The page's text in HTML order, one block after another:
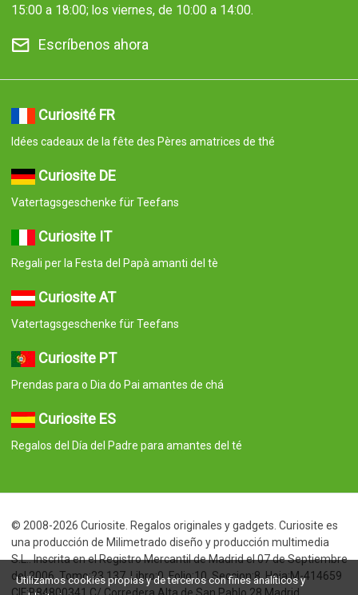
15:00 a 18:00; los viernes, de 10:00 a 14:00.
Escríbenos ahora
Curiosité FR
Idées cadeaux de la fête des Pères amatrices de thé
Curiosite DE
Vatertagsgeschenke für Teefans
Curiosite IT
Regali per la Festa del Papà amanti del tè
Curiosite AT
Vatertagsgeschenke für Teefans
Curiosite PT
Prendas para o Dia do Pai amantes de chá
Curiosite ES
Regalos del Día del Padre para amantes del té
© 2008-2026 Curiosite. Regalos originales y gadgets. Curiosite es
una producción de Milimetrado diseño y producción multimedia
S.L.. Inscrita en el Registro Mercantil de Madrid el 07 de Septiembre
del 2006. Tomo:23.137. Libro:0. Folio:10. Seccion:8. Hoja:M-414659
Utilizamos cookies propias y de terceros con fines analíticos y